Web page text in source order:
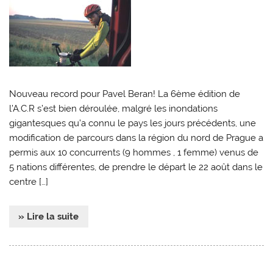
Nouveau record pour Pavel Beran! La 6ème édition de
l’A.C.R s’est bien déroulée, malgré les inondations
gigantesques qu’a connu le pays les jours précédents, une
modification de parcours dans la région du nord de Prague a
permis aux 10 concurrents (9 hommes , 1 femme) venus de
5 nations différentes, de prendre le départ le 22 août dans le
centre […]
» Lire la suite